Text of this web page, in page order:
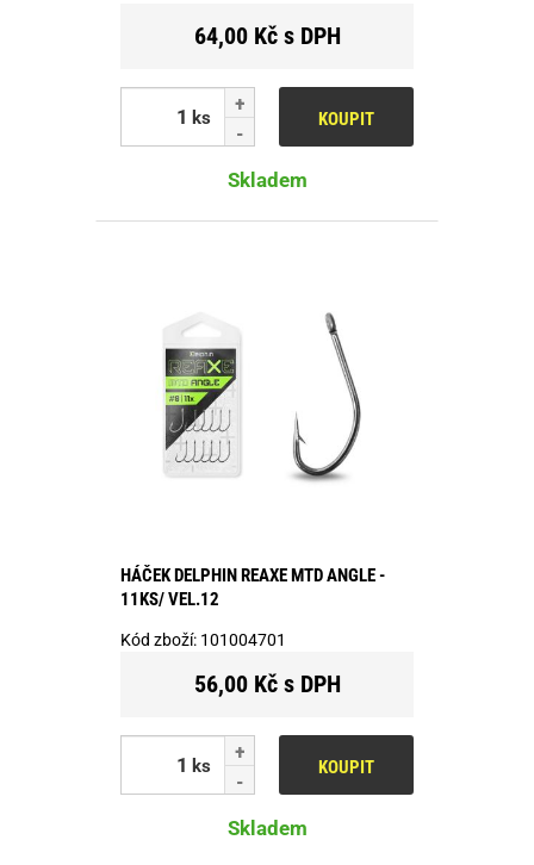
64,00 Kč s DPH
ks KOUPIT
Skladem
HÁČEK DELPHIN REAXE MTD ANGLE -
11KS/ VEL.12
Kód zboží: 101004701
56,00 Kč s DPH
ks KOUPIT
Skladem